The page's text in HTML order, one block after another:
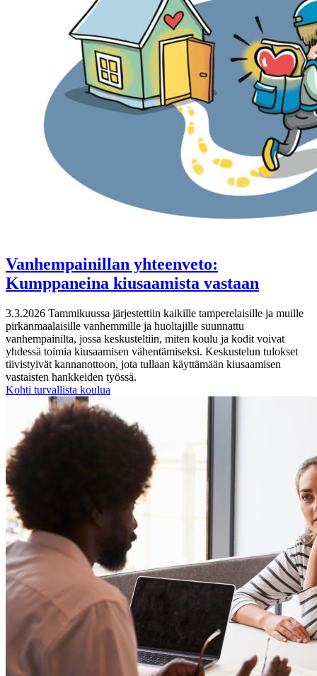
Vanhempainillan yhteenveto:
Kumppaneina kiusaamista vastaan
3.3.2026 Tammikuussa järjestettiin kaikille tamperelaisille ja muille
pirkanmaalaisille vanhemmille ja huoltajille suunnattu
vanhempainilta, jossa keskusteltiin, miten koulu ja kodit voivat
yhdessä toimia kiusaamisen vähentämiseksi. Keskustelun tulokset
tiivistyivät kannanottoon, jota tullaan käyttämään kiusaamisen
vastaisten hankkeiden työssä.
Kohti turvallista koulua